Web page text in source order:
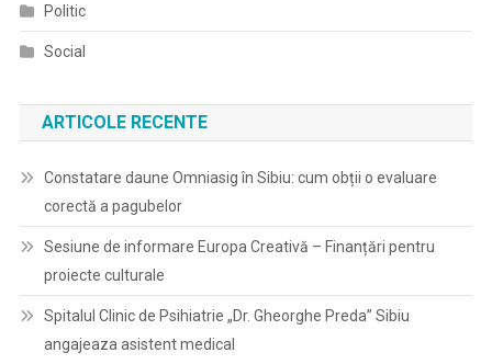
Politic
Social
ARTICOLE RECENTE
Constatare daune Omniasig în Sibiu: cum obții o evaluare
corectă a pagubelor
Sesiune de informare Europa Creativă – Finanțări pentru
proiecte culturale
Spitalul Clinic de Psihiatrie „Dr. Gheorghe Preda” Sibiu
angajeaza asistent medical